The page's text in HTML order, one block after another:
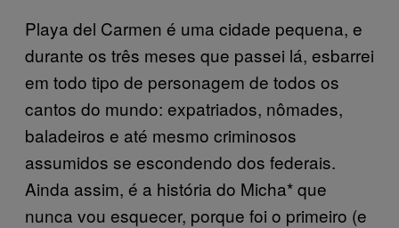
Playa del Carmen é uma cidade pequena, e
durante os três meses que passei lá, esbarrei
em todo tipo de personagem de todos os
cantos do mundo: expatriados, nômades,
baladeiros e até mesmo criminosos
assumidos se escondendo dos federais.
Ainda assim, é a história do Micha* que
nunca vou esquecer, porque foi o primeiro (e